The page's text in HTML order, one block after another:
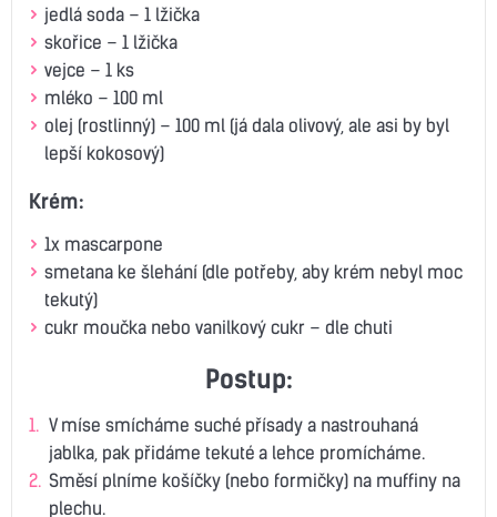
jedlá soda – 1 lžička
skořice – 1 lžička
vejce – 1 ks
mléko – 100 ml
olej (rostlinný) – 100 ml (já dala olivový, ale asi by byl
lepší kokosový)
Krém:
1x mascarpone
smetana ke šlehání (dle potřeby, aby krém nebyl moc
tekutý)
cukr moučka nebo vanilkový cukr – dle chuti
Postup:
V míse smícháme suché přísady a nastrouhaná
jablka, pak přidáme tekuté a lehce promícháme.
Směsí plníme košíčky (nebo formičky) na muffiny na
plechu.